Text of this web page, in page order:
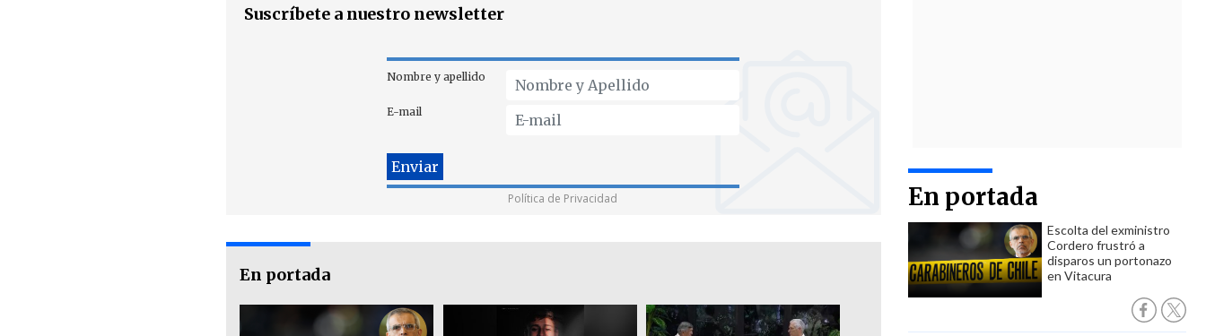
En portada
Escolta del exministro
Cordero frustró a
disparos un portonazo
en Vitacura
Suscríbete a nuestro newsletter
Nombre y apellido
E-mail
Política de Privacidad
En portada